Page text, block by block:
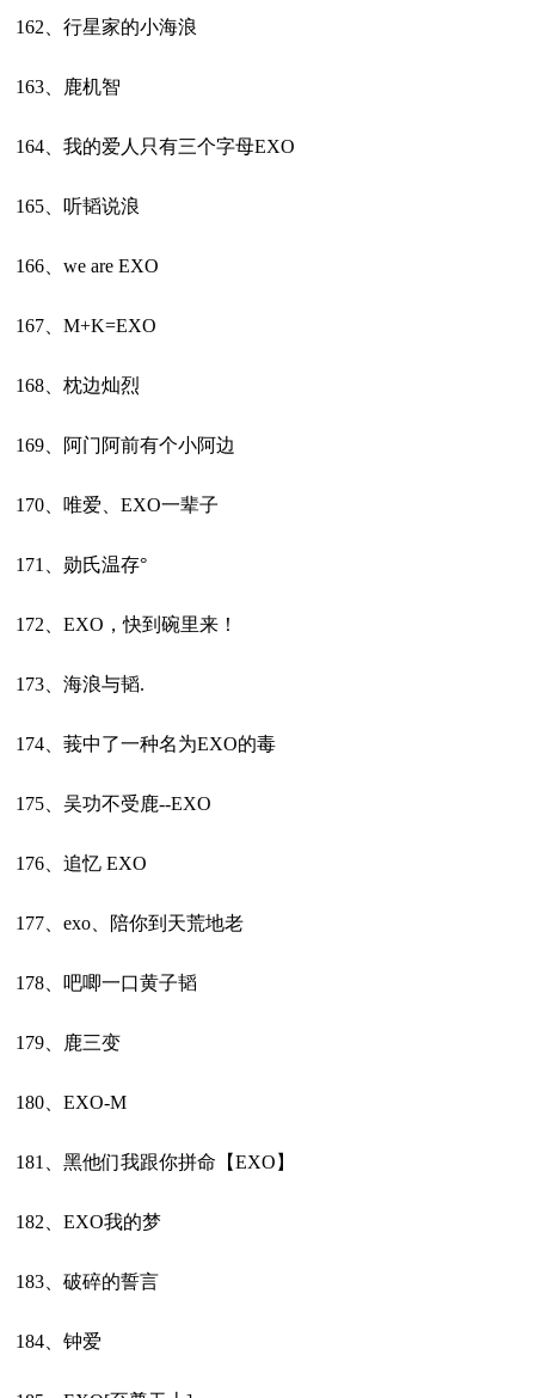
162、行星家的小海浪
163、鹿机智
164、我的爱人只有三个字母EXO
165、听韬说浪
166、we are EXO
167、M+K=EXO
168、枕边灿烈
169、阿门阿前有个小阿边
170、唯爱、EXO一辈子
171、勋氏温存°
172、EXO，快到碗里来！
173、海浪与韬.
174、莪中了一种名为EXO的毒
175、吴功不受鹿--EXO
176、追忆 EXO
177、exo、陪你到天荒地老
178、吧唧一口黄子韬
179、鹿三变
180、EXO-M
181、黑他们我跟你拼命【EXO】
182、EXO我的梦
183、破碎的誓言
184、钟爱